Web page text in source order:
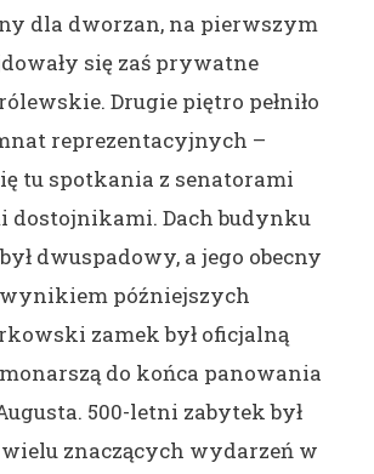
dla dworzan, na pierwszym
się zaś prywatne
Drugie piętro pełniło
reprezentacyjnych –
tu spotkania z senatorami
dostojnikami. Dach budynku
dwuspadowy, a jego obecny
wynikiem późniejszych
zamek był oficjalną
do końca panowania
500-letni zabytek był
znaczących wydarzeń w